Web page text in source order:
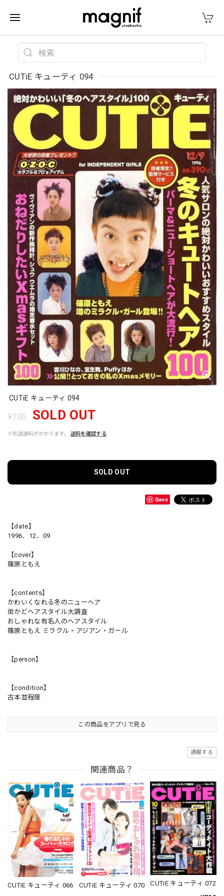
CUTiE キューティ 094
CUTiE キューティ 094
¥700 SOLD OUT
※別途送料がかかります。 送料を確認する
SOLD OUT
Save
【date】
1996．12．09
【cover】
篠原ともえ
【contents】
かわいくなれる冬のニューヘア
街かどヘアスタイル大調査
おしゃれな有名人のヘアスタイル
篠原ともえ ミラクル・アジアン・ガール
【person】
【condition】
古本並程度
この商品をアプリで見る
通報する
関連商品？
CUTiE キューティ 066
CUTiE キューティ 070
CUTiE キューティ 072